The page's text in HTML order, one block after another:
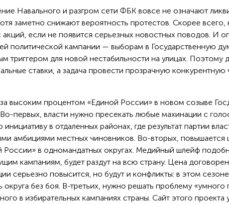
Навального и разгром сети ФБК вовсе не означают
заметно снижают вероятность протестов. Скорее
акций, если не появится серьезных новостных поводов. И
политической кампании — выборам в Государственную
триггером для новой нестабильности на улицах. Поэтому
ставки, а задача провести прозрачную
высоким процентом «Единой России» в новом созыве
первых, власти нужно пресекать любые махинации с
инициативу в отдаленных районах, где результат партии
амбициями местных чиновников. Во-вторых, повышается
России» в одномандатных округах. Медийный шлейф
кампаниям, будет раздут на всю страну. Цена
серьезно повысится, но будут и конфликты: в этом
округа без боя. В-третьих, нужно решать проблему
в избирательных кампаниях страны. Сайт этого